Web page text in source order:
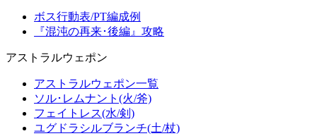
ボス行動表/PT編成例
『混沌の再来･後編』攻略
アストラルウェポン
アストラルウェポン一覧
ソル･レムナント(火/斧)
フェイトレス(水/剣)
ユグドラシルブランチ(土/杖)